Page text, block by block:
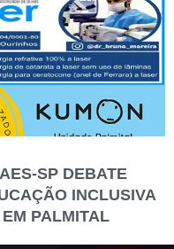
SP DEBATE
INCLUSIVA
PALMITAL